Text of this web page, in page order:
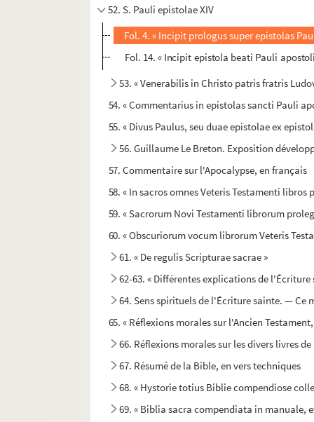
52. S. Pauli epistolae XIV
Fol. 4. « Incipit prologus super epistolas
Fol. 14. « Incipit epistola beati Pauli
53. « Venerabilis in Christo patris fratris
54. « Commentarius in epistolas sancti Pauli
55. « Divus Paulus, seu duae epistolae ex
56. Guillaume Le Breton. Exposition
57. Commentaire sur l'Apocalypse, en français
58. « In sacros omnes Veteris Testamenti
59. « Sacrorum Novi Testamenti librorum
60. « Obscuriorum vocum librorum Veteris
61. « De regulis Scripturae sacrae »
62-63. « Différentes explications de
64. Sens spirituels de l'Écriture sainte. —
65. « Réflexions morales sur l'Ancien
66. Réflexions morales sur les divers livres
67. Résumé de la Bible, en vers techniques
68. « Hystorie totius Biblie compendiose
69. « Biblia sacra compendiata in manuale,